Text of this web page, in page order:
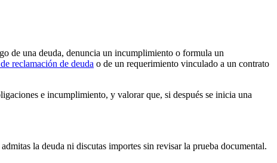
de una deuda, denuncia un incumplimiento o formula un
reclamación de deuda o de un requerimiento vinculado a un contrato
e incumplimiento, y valorar que, si después se inicia una
la deuda ni discutas importes sin revisar la prueba documental.